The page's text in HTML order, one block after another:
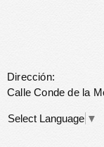
Dirección:
Calle Conde de la
Select Language ▼